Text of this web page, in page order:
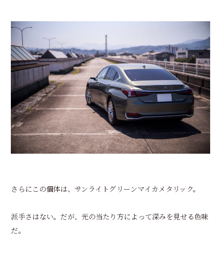
さらにこの個体は、サンライトグリーンマイカメタリック。
派手さはない。だが、光の当たり方によって深みを見せる色味
だ。